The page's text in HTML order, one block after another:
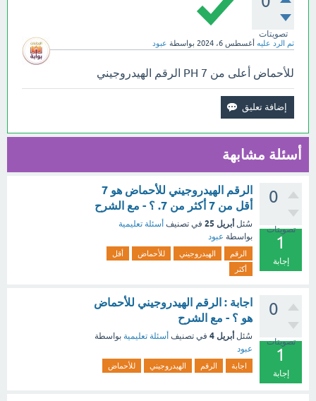
تصويتات
تم الرد عليه أغسطس 6، 2024 بواسطة عبود
للأحماض أعلى من 7 PH الرقم الهيدروجيني
أسئلة مشابهة
0
تصويتات
1
إجابة
الرقم الهيدروجيني للأحماض هو 7
أقل من 7 أكثر من 7. ؟ - مع الشرح
سُئل أبريل 25 في تصنيف أسئلة تعليمية
بواسطة عبود
الرقم الهيدروجيني للأحماض
أقل
أكثر
0
تصويتات
1
إجابة
اجابة : الرقم الهيدروجيني للأحماض
هو ؟ - مع الشرح
سُئل أبريل 4 في تصنيف أسئلة تعليمية بواسطة
عبود
اجابة الرقم الهيدروجيني للأحماض